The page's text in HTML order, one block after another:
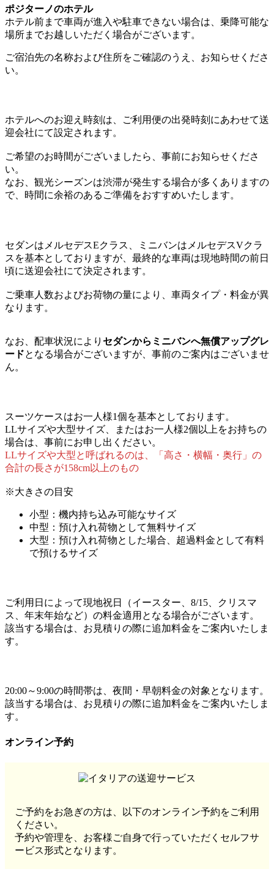
ポジターノのホテル
ホテル前まで車両が進入や駐車できない場合は、乗降可能な
場所までお越しいただく場合がございます。
ご宿泊先の名称および住所をご確認のうえ、お知らせくださ
い。
ホテルへのお迎え時刻は、ご利用便の出発時刻にあわせて送
迎会社にて設定されます。
ご希望のお時間がございましたら、事前にお知らせくださ
い。
なお、観光シーズンは渋滞が発生する場合が多くありますの
で、時間に余裕のあるご準備をおすすめいたします。
セダンはメルセデスEクラス、ミニバンはメルセデスVクラ
スを基本としておりますが、最終的な車両は現地時間の前日
頃に送迎会社にて決定されます。
ご乗車人数およびお荷物の量により、車両タイプ・料金が異
なります。
なお、配車状況により セダンからミニバンへ無償アップグレ
ードとなる場合がございますが、事前のご案内はございませ
ん。
スーツケースはお一人様1個を基本としております。
LLサイズや大型サイズ、またはお一人様2個以上をお持ちの
場合は、事前にお申し出ください。
LLサイズや大型と呼ばれるのは、「高さ・横幅・奥行」の
合計の長さが158cm以上のもの
※大きさの目安
小型：機内持ち込み可能なサイズ
中型：預け入れ荷物として無料サイズ
大型：預け入れ荷物とした場合、超過料金として有料
で預けるサイズ
ご利用日によって現地祝日（イースター、8/15、クリスマ
ス、年末年始など）の料金適用となる場合がございます。
該当する場合は、お見積りの際に追加料金をご案内いたしま
す。
20:00～9:00の時間帯は、夜間・早朝料金の対象となります。
該当する場合は、お見積りの際に追加料金をご案内いたしま
す。
オンライン予約
ご予約をお急ぎの方は、
以下のオンライン予約をご利用
ください。
予約や管理を、お客様ご自身で行っていただくセルフサ
ービス形式となります。